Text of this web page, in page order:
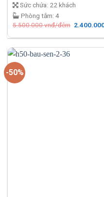
Sức chứa: 22 khách
Phòng tắm: 4
5.500.000vnđ/đêm Giá
là:
đêm.
-50%